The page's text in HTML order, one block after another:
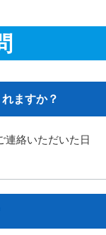
ますか？
連絡いただいた日